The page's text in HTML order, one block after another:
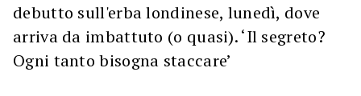
debutto sull'erba londinese, lunedì, dove
arriva da imbattuto (o quasi). ‘Il segreto?
Ogni tanto bisogna staccare’